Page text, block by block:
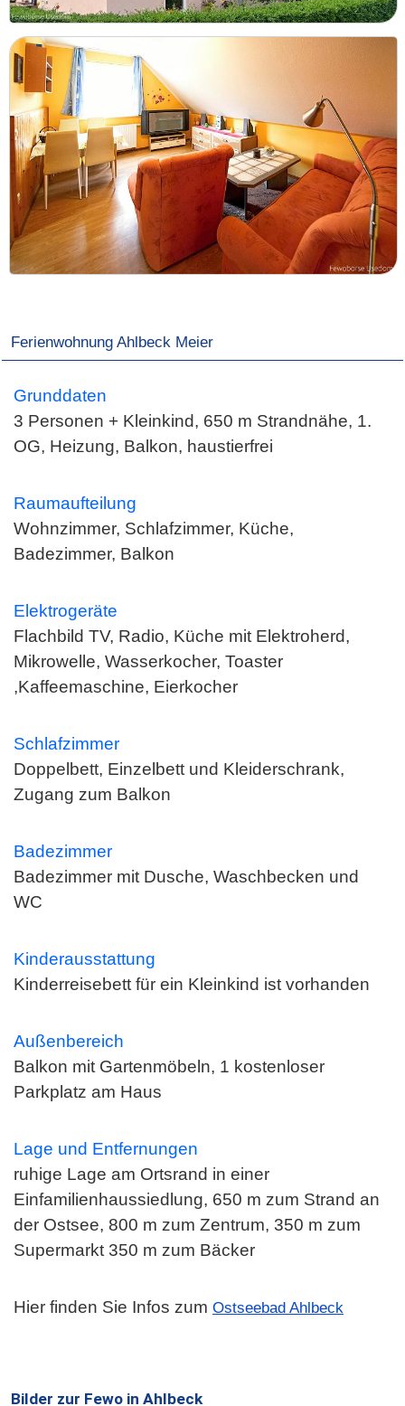
Ferienwohnung Ahlbeck Meier
Grunddaten
3 Personen + Kleinkind, 650 m Strandnähe, 1.
OG, Heizung, Balkon, haustierfrei
Raumaufteilung
Wohnzimmer, Schlafzimmer, Küche,
Badezimmer, Balkon
Elektrogeräte
Flachbild TV, Radio, Küche mit Elektroherd,
Mikrowelle, Wasserkocher, Toaster
,Kaffeemaschine, Eierkocher
Schlafzimmer
Doppelbett, Einzelbett und Kleiderschrank,
Zugang zum Balkon
Badezimmer
Badezimmer mit Dusche, Waschbecken und
WC
Kinderausstattung
Kinderreisebett für ein Kleinkind ist vorhanden
Außenbereich
Balkon mit Gartenmöbeln, 1 kostenloser
Parkplatz am Haus
Lage und Entfernungen
ruhige Lage am Ortsrand in einer
Einfamilienhaussiedlung, 650 m zum Strand an
der Ostsee, 800 m zum Zentrum, 350 m zum
Supermarkt 350 m zum Bäcker
Hier finden Sie Infos zum Ostseebad Ahlbeck
Bilder zur Fewo in Ahlbeck